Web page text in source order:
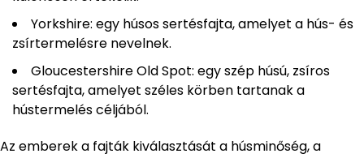
Yorkshire: egy húsos sertésfajta, amelyet a hús- és
zsírtermelésre nevelnek.
Gloucestershire Old Spot: egy szép húsú, zsíros
sertésfajta, amelyet széles körben tartanak a
hústermelés céljából.
Az emberek a fajták kiválasztását a húsminőség, a